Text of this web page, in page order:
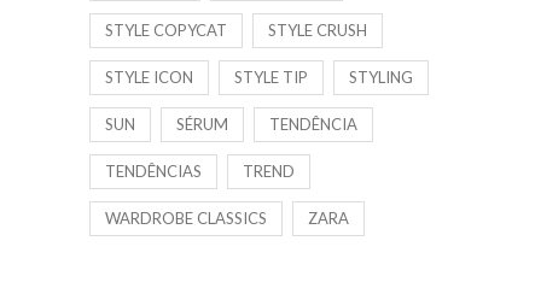
STYLE COPYCAT STYLE CRUSH
STYLE ICON STYLE TIP STYLING
SUN SÉRUM TENDÊNCIA
TENDÊNCIAS TREND
WARDROBE CLASSICS ZARA